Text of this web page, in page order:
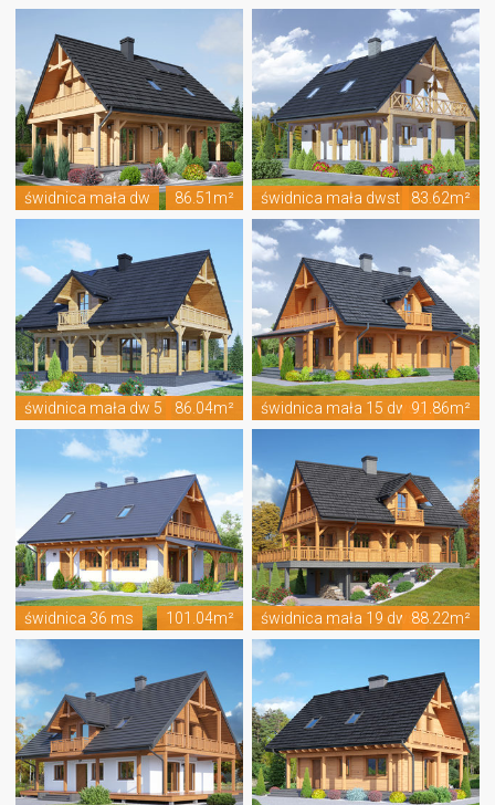
świdnica mała dw 86.51m² świdnica mała dwst 83.62m²
świdnica mała dw 5 86.04m² świdnica mała 15 dwsg91.86m²
świdnica 36 ms 101.04m² świdnica mała 19 dws88.22m²